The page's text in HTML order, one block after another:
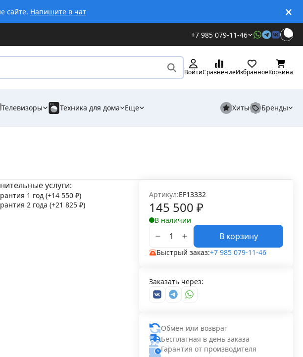
сайте. Напишите в чат
+7 985 079-11-46
ВойтиСравнениеИзбранноеКорзина
Телевизоры Техника для дома Еще Хиты Бренды
услуги:
1 год (+14 550 ₽)
2 года (+21 825 ₽)
Артикул:EF13332
145 500 ₽
В наличии
В корзину
Быстрый заказ:+7 985 079-11-46
Заказать через:
Обмен или возврат
Бесплатная в день заказа
Гарантия от производителя